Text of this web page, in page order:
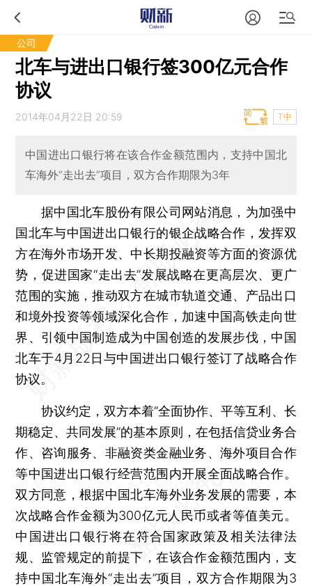
公司
北车与进出口银行签300亿元合作
协议
2014年04月22日 20:59 T中
中国进出口银行将在该合作金额范围内，支持中国北
车海外“走出去”项目，双方合作期限为3年
据中国北车股份有限公司网站消息，为加强中
国北车与中国进出口银行的银企战略合作，发挥双
方在海外市场开发、中长期投融资等方面的资源优
势，促进国家“走出去”发展战略在更高层次、更广
范围的实施，推动双方在城市轨道交通、产品出口
和境外投资等领域深化合作，加速中国高铁走向世
界、引领中国制造成为中国创造的发展步伐，中国
北车于4月22日与中国进出口银行签订了战略合作
协议。
协议约定，双方本着“全面协作、平等互利、长
期稳定、共同发展”的基本原则，在包括信贷业务合
作、咨询服务、非融资类金融业务、海外项目合作
等中国进出口银行经营范围内开展全面战略合作。
双方同意，根据中国北车海外业务发展的需要，本
次战略合作金额为300亿元人民币或者等值美元。
中国进出口银行将在符合国家政策及相关法律法
规、监管规定的前提下，在该合作金额范围内，支
持中国北车海外“走出去”项目，双方合作期限为3